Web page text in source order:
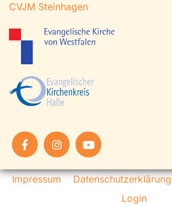
CVJM Steinhagen
Impressum Datenschutzerklärung
Login